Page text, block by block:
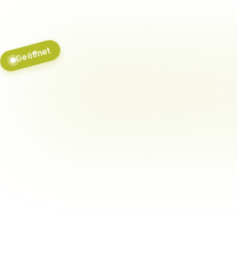
Geöffnet